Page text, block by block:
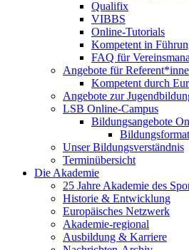
Qualifix
VIBBS
Online-Tutorials
Kompetent in
FAQ für
Angebote für
Kompetent durch
Angebote zur
LSB Online-Campus
Bildungsangebote
Unser Bildungsverständnis
Terminübersicht
Die Akademie
25 Jahre Akademie des
Historie & Entwicklung
Europäisches Netzwerk
Akademie-regional
Ausbildung & Karriere